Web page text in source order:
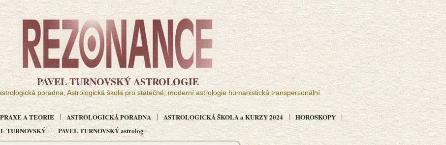
PAVEL TURNOVSKÝ ASTROLOGIE
poradna, Astrologická škola pro statečné, moderní astrologie humanistická transpersonální
A TEORIE ASTROLOGICKÁ PORADNA ASTROLOGICKÁ ŠKOLA a KURZY 2024
HOROSKOPY
TURNOVSKÝ PAVEL TURNOVSKÝ astrolog